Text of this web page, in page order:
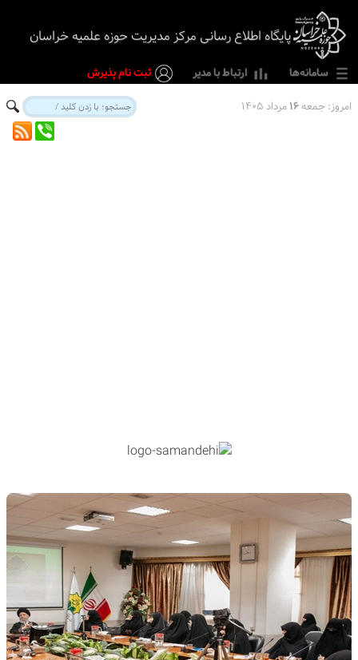
پایگاه اطلاع رسانی مرکز مدیریت حوزه علمیه خراسان
امروز: جمعه۱۶مرداد ۱۴۰۵
سامانه‌ها ارتباط با مدیر ثبت نام پذیرش